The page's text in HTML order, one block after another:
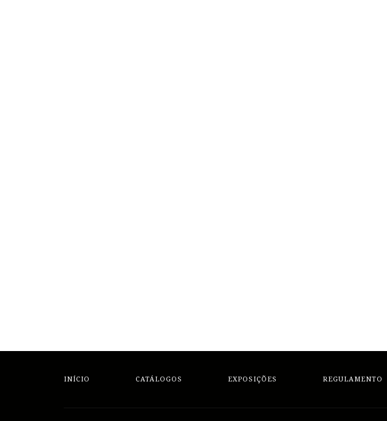
INÍCIO CATÁLOGOS EXPOSIÇÕES REGULAMENTO